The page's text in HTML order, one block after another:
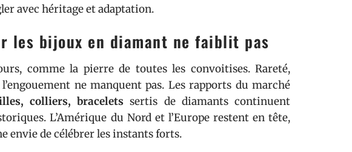
avec héritage et adaptation.
les bijoux en diamant ne faiblit pas
comme la pierre de toutes les convoitises. Rareté,
ne manquent pas. Les rapports du marché
colliers, bracelets sertis de diamants continuent
L’Amérique du Nord et l’Europe restent en tête,
envie de célébrer les instants forts.